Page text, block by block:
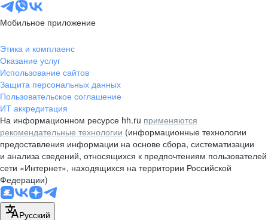
Мобильное приложение
Этика и комплаенс
Оказание услуг
Использование сайтов
Защита персональных данных
Пользовательское соглашение
ИТ аккредитация
На информационном ресурсе hh.ru применяются
рекомендательные технологии (информационные технологии
предоставления информации на основе сбора, систематизации
и анализа сведений, относящихся к предпочтениям пользователей
сети «Интернет», находящихся на территории Российской
Федерации)
Русский